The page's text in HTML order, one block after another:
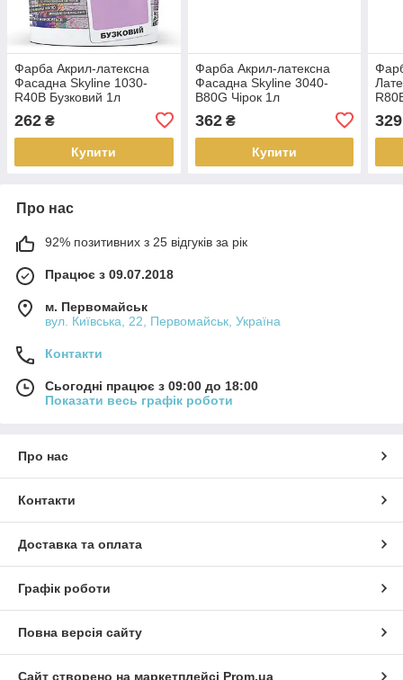
Фарба Акрил-латексна
Фасадна Skyline 1030-
R40B Бузковий 1л
262 ₴
Купити
Фарба Акрил-латексна
Фасадна Skyline 3040-
B80G Чірок 1л
362₴
Купити
329
Про нас
92% позитивних з 25 відгуків за рік
Працює з 09.07.2018
м. Первомайськ
вул. Київська, 22, Первомайськ, Україна
Контакти
Сьогодні працює з 09:00 до 18:00
Показати весь графік роботи
Про нас
Контакти
Доставка та оплата
Графік роботи
Повна версія сайту
Сайт створено на маркетплейсі Prom.ua